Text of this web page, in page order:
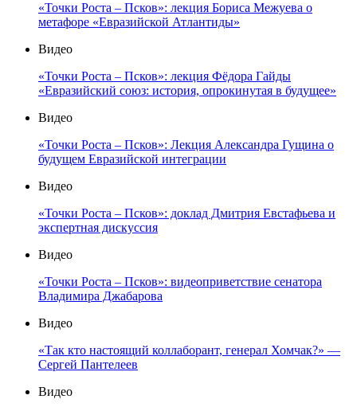
«Точки Роста – Псков»: лекция Бориса Межуева о
метафоре «Евразийской Атлантиды»
Видео
«Точки Роста – Псков»: лекция Фёдора Гайды
«Евразийский союз: история, опрокинутая в будущее»
Видео
«Точки Роста – Псков»: Лекция Александра Гущина о
будущем Евразийской интеграции
Видео
«Точки Роста – Псков»: доклад Дмитрия Евстафьева и
экспертная дискуссия
Видео
«Точки Роста – Псков»: видеоприветствие сенатора
Владимира Джабарова
Видео
«Так кто настоящий коллаборант, генерал Хомчак?» —
Сергей Пантелеев
Видео